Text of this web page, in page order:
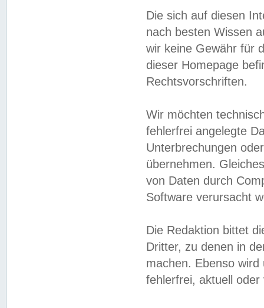
Die sich auf diesen
nach besten Wissen
wir keine Gewähr für
dieser Homepage
Rechtsvorschriften.
Wir möchten
fehlerfrei angelegte
Unterbrechungen
übernehmen.
von Daten durch
Software verursacht
Die Redaktion bittet
Dritter, zu denen in
machen. Ebenso
fehlerfrei, aktuell oder